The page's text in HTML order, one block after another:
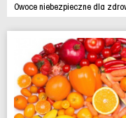
Owoce niebezpieczne dla